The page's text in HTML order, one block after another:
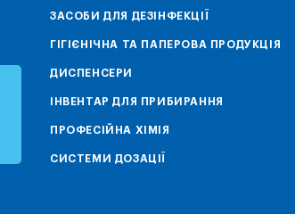
ЗАСОБИ ДЛЯ ДЕЗІНФЕКЦІЇ
ГІГІЄНІЧНА ТА ПАПЕРОВА ПРОДУКЦІЯ
ДИСПЕНСЕРИ
ІНВЕНТАР ДЛЯ ПРИБИРАННЯ
ПРОФЕСІЙНА ХІМІЯ
СИСТЕМИ ДОЗАЦІЇ